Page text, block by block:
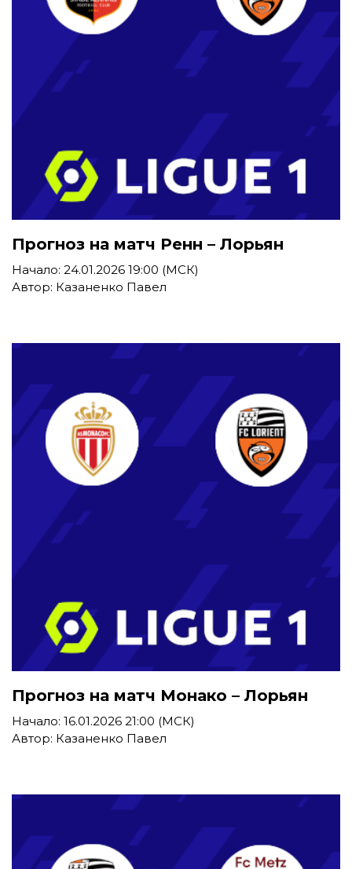
Прогноз на матч Ренн – Лорьян
Начало: 24.01.2026 19:00 (МСК)
Автор: Казаненко Павел
Прогноз на матч Монако – Лорьян
Начало: 16.01.2026 21:00 (МСК)
Автор: Казаненко Павел